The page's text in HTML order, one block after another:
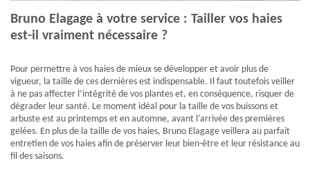
Bruno Elagage à votre service : Tailler vos haies
est-il vraiment nécessaire ?
Pour permettre à vos haies de mieux se développer et avoir plus de
vigueur, la taille de ces dernières est indispensable. Il faut toutefois veiller
à ne pas affecter l’intégrité de vos plantes et, en conséquence, risquer de
dégrader leur santé. Le moment idéal pour la taille de vos buissons et
arbuste est au printemps et en automne, avant l’arrivée des premières
gelées. En plus de la taille de vos haies, Bruno Elagage veillera au parfait
entretien de vos haies afin de préserver leur bien-être et leur résistance au
fil des saisons.